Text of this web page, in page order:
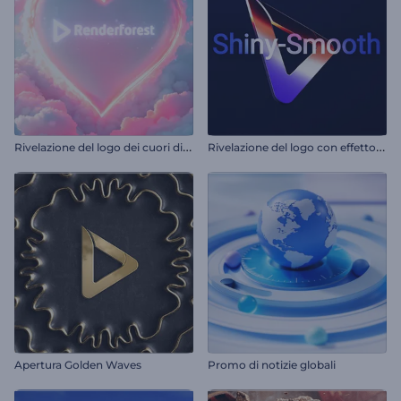
R
ivelazione del logo dei cuori di San Valentino R
ivelazione del logo con effetto lucido e levigato
Apertura Golden Waves Promo di notizie globali